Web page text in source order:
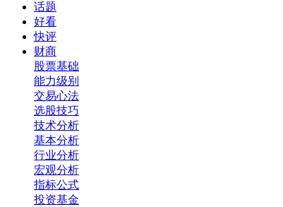
话题
好看
快评
财商
股票基础
能力级别
交易心法
选股技巧
技术分析
基本分析
行业分析
宏观分析
指标公式
投资基金